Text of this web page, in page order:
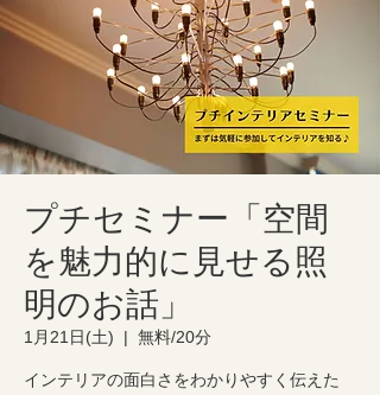
プチセミナー「空間
を魅力的に見せる照
明のお話」
1月21日(土)
  |
無料/20分
インテリアの面白さをわかりやすく伝えた